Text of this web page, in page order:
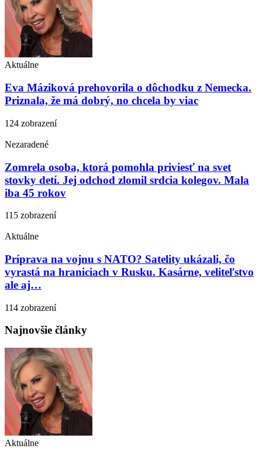
Aktuálne
Eva Máziková prehovorila o dôchodku z Nemecka.
Priznala, že má dobrý, no chcela by viac
124 zobrazení
Nezaradené
Zomrela osoba, ktorá pomohla priviesť na svet
stovky detí. Jej odchod zlomil srdcia kolegov. Mala
iba 45 rokov
115 zobrazení
Aktuálne
Príprava na vojnu s NATO? Satelity ukázali, čo
vyrastá na hraniciach v Rusku. Kasárne, veliteľstvo
ale aj…
114 zobrazení
Najnovšie články
Aktuálne